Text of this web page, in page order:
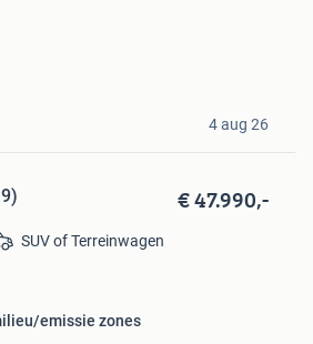
4 aug 26
€ 47.990,-
SUV of Terreinwagen
emissie zones